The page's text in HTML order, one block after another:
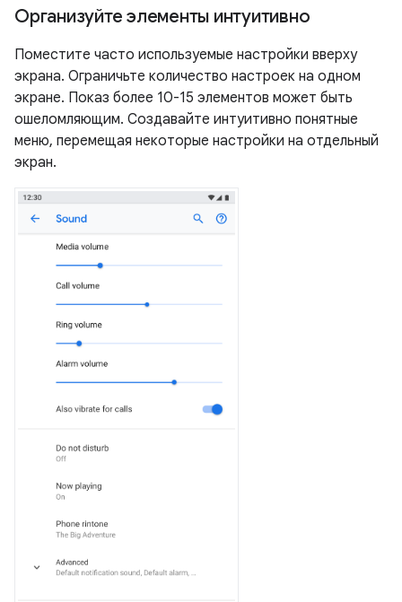
Организуйте элементы интуитивно
Поместите часто используемые настройки вверху
экрана. Ограничьте количество настроек на одном
экране. Показ более 10-15 элементов может быть
ошеломляющим. Создавайте интуитивно понятные
меню, перемещая некоторые настройки на отдельный
экран.